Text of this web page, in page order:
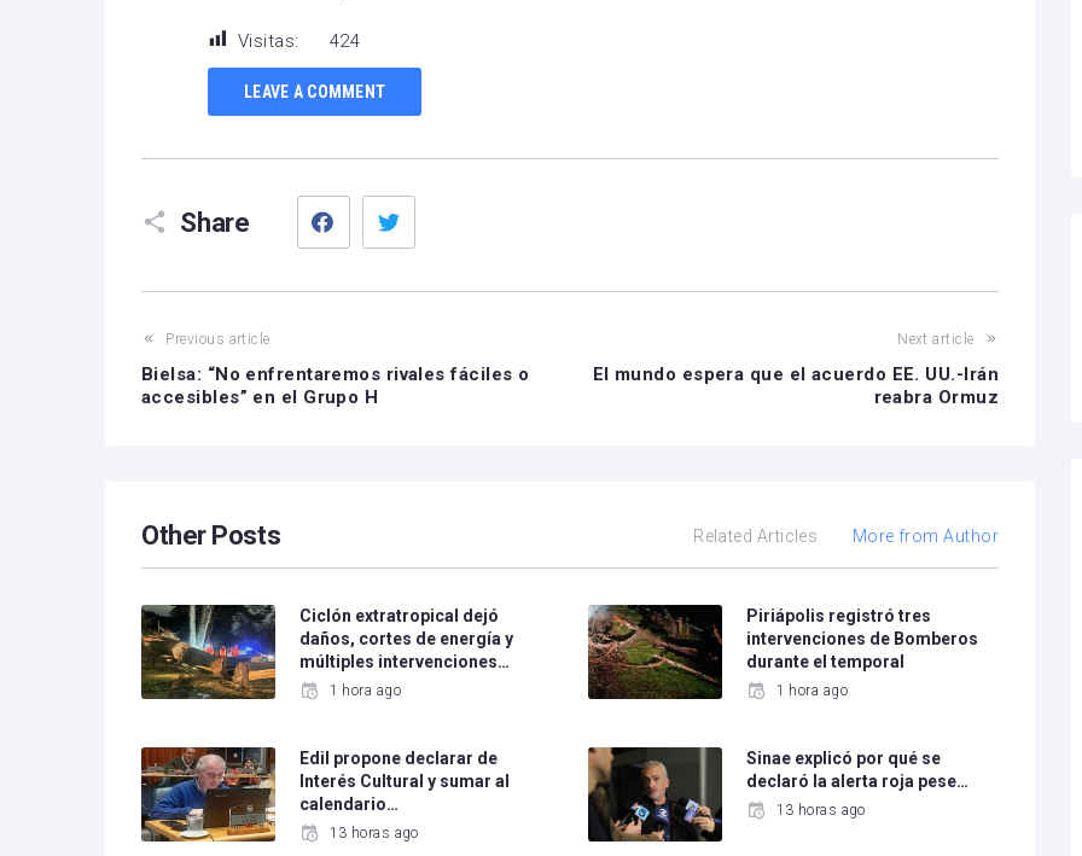
Visitas: 424
LEAVE A COMMENT
Share
Facebook
Previous article
Bielsa: “No enfrentaremos rivales fáciles o
accesibles” en el Grupo H
Next article
El mundo espera que el acuerdo EE. UU.-Irán
reabra Ormuz
Other Posts Related Articles More from Author
Ciclón extratropical dejó
daños, cortes de energía y
múltiples intervenciones…
1 hora ago
Piriápolis registró tres
intervenciones de Bomberos
durante el temporal
1 hora ago
Edil propone declarar de
Interés Cultural y sumar al
calendario…
13 horas ago
Sinae explicó por qué se
declaró la alerta roja pese…
13 horas ago